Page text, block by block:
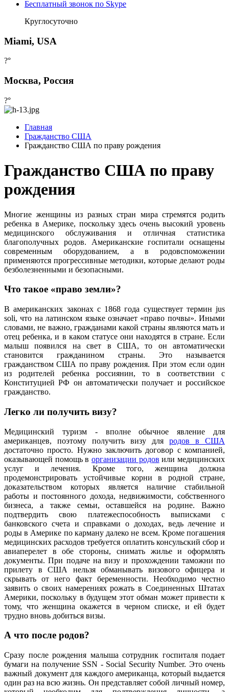
Бесплатный звонок по Skype
Круглосуточно
Miami, USA
?°
Москва, Россия
?°
Главная
Гражданство США
Гражданство США по праву рождения
Гражданство США по праву
рождения
Многие женщины из разных стран мира стремятся родить
ребенка в Америке, поскольку здесь очень высокий уровень
медицинского обслуживания и отличная статистика
благополучных родов. Американские госпитали оснащены
современным оборудованием, а в родовспоможении
применяются прогрессивные методики, которые делают роды
безболезненными и безопасными.
Что такое «право земли»?
В американских законах с 1868 года существует термин jus
soli, что на латинском языке означает «право почвы». Иными
словами, не важно, гражданами какой страны являются мать и
отец ребенка, и в каком статусе они находятся в стране. Если
малыш появился на свет в США, то он автоматически
становится гражданином страны. Это называется
гражданством США по праву рождения. При этом если один
из родителей ребенка россиянин, то в соответствии с
Конституцией РФ он автоматически получает и российское
гражданство.
Легко ли получить визу?
Медицинский туризм - вполне обычное явление для
американцев, поэтому получить визу для родов в США
достаточно просто. Нужно заключить договор с компанией,
оказывающей помощь в организации родов или медицинских
услуг и лечения. Кроме того, женщина должна
продемонстрировать устойчивые корни в родной стране,
доказательством которых является наличие стабильной
работы и постоянного дохода, недвижимости, собственного
бизнеса, а также семьи, оставшейся на родине. Важно
подтвердить свою платежеспособность выписками с
банковского счета и справками о доходах, ведь лечение и
роды в Америке по карману далеко не всем. Кроме погашения
медицинских расходов требуется оплатить консульский сбор и
авиаперелет в обе стороны, снимать жилье и оформлять
документы. При подаче на визу и прохождении таможни по
прилету в США нельзя обманывать визового офицера и
скрывать от него факт беременности. Необходимо честно
заявить о своих намерениях рожать в Соединенных Штатах
Америки, поскольку в будущем этот обман может привести к
тому, что женщина окажется в черном списке, и ей будет
трудно вновь добиться визы.
А что после родов?
Сразу после рождения малыша сотрудник госпиталя подает
бумаги на получение SSN - Social Security Number. Это очень
важный документ для каждого американца, который выдается
один раз на всю жизнь. Он представляет собой личный номер,